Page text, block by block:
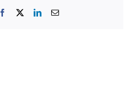
Facebook LinkedIn
E-